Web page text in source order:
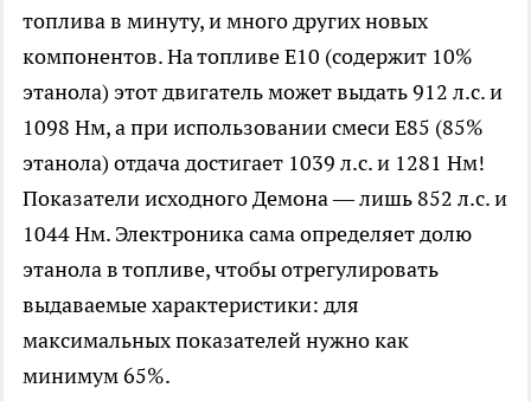
топлива в минуту, и много других новых
компонентов. На топливе E10 (содержит 10%
этанола) этот двигатель может выдать 912 л.с. и
1098 Нм, а при использовании смеси E85 (85%
этанола) отдача достигает 1039 л.с. и 1281 Нм!
Показатели исходного Демона — лишь 852 л.с. и
1044 Нм. Электроника сама определяет долю
этанола в топливе, чтобы отрегулировать
выдаваемые характеристики: для
максимальных показателей нужно как
минимум 65%.